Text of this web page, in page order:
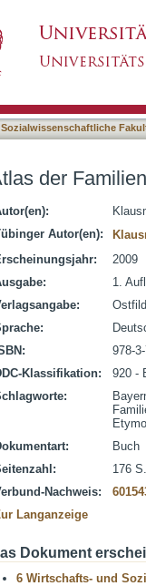
der
Autor(en):
2009
1.
978-
Klassifikation:
920 -
Buch
176 S.
Nachweis:
Langanzeige
Dokument
6 Wirtschafts- und